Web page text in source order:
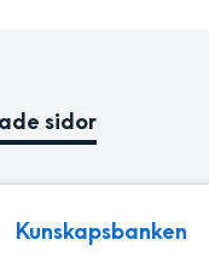
sidor
Kunskapsbanken